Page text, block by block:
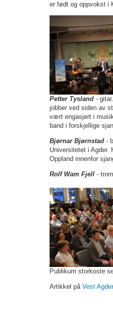
er født og oppvokst i
Petter Tysland -
jobber ved siden av
vært engasjert i
band i forskjellige
Bjørnar Bjørnstad -
Universitetet i Agder.
Oppland innenfor
Rolf Wam Fjell -
Publikum storkoste
Artikkel på Vest